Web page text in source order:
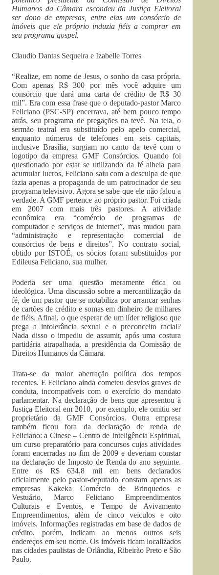
Humanos da Câmara escondeu da Justiça Eleitoral
ser dono de empresas, entre elas um consórcio de
imóveis que ele próprio induzia fiéis a comprar em
seu programa gospel.
Claudio Dantas Sequeira e Izabelle Torres
“Realize, em nome de Jesus, o sonho da casa própria.
Com apenas R$ 300 por mês você adquire um
consórcio que dará uma carta de crédito de R$ 30
mil”. Era com essa frase que o deputado-pastor Marco
Feliciano (PSC-SP) encerrava, até bem pouco tempo
atrás, seu programa de pregações na tevê. Na tela, o
sermão teatral era substituído pelo apelo comercial,
enquanto números de telefones em seis capitais,
inclusive Brasília, surgiam no canto da tevê com o
logotipo da empresa GMF Consórcios. Quando foi
questionado por estar se utilizando da fé alheia para
acumular lucros, Feliciano saiu com a desculpa de que
fazia apenas a propaganda de um patrocinador de seu
programa televisivo. Agora se sabe que ele não falou a
verdade. A GMF pertence ao próprio pastor. Foi criada
em 2007 com mais três pastores. A atividade
econômica era “comércio de programas de
computador e serviços de internet”, mas mudou para
“administração e representação comercial de
consórcios de bens e direitos”. No contrato social,
obtido por ISTOÉ, os sócios foram substituídos por
Edileusa Feliciano, sua mulher.
Poderia ser uma questão meramente ética ou
ideológica. Uma discussão sobre a mercantilização da
fé, de um pastor que se notabiliza por arrancar senhas
de cartões de crédito e somas em dinheiro de milhares
de fiéis. Afinal, o que esperar de um líder religioso que
prega a intolerância sexual e o preconceito racial?
Nada disso o impediu de assumir, após uma costura
partidária atrapalhada, a presidência da Comissão de
Direitos Humanos da Câmara.
Trata-se da maior aberração política dos tempos
recentes. E Feliciano ainda cometeu desvios graves de
conduta, incompatíveis com o exercício do mandato
parlamentar. Na declaração de bens que apresentou à
Justiça Eleitoral em 2010, por exemplo, ele omitiu ser
proprietário da GMF Consórcios. Outra empresa
também ficou fora da declaração de renda de
Feliciano: a Cinese – Centro de Inteligência Espiritual,
um curso preparatório para concursos cujas atividades
foram encerradas no fim de 2009 e deveriam constar
na declaração de Imposto de Renda do ano seguinte.
Entre os R$ 634,8 mil em bens declarados
oficialmente pelo pastor-deputado constam apenas as
empresas Kakeka Comércio de Brinquedos e
Vestuário, Marco Feliciano Empreendimentos
Culturais e Eventos, e Tempo de Avivamento
Empreendimentos, além de cinco veículos e oito
imóveis. Informações registradas em base de dados de
crédito, porém, indicam ao menos outros seis
endereços em seu nome. Os imóveis ficam localizados
nas cidades paulistas de Orlândia, Ribeirão Preto e São
Paulo.